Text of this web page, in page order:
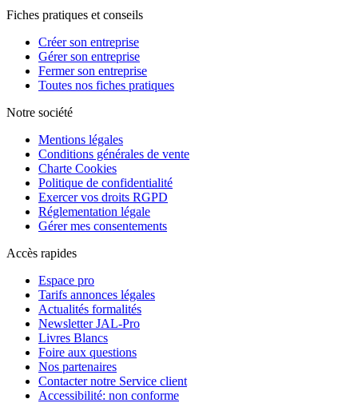
Fiches pratiques et conseils
Créer son entreprise
Gérer son entreprise
Fermer son entreprise
Toutes nos fiches pratiques
Notre société
Mentions légales
Conditions générales de vente
Charte Cookies
Politique de confidentialité
Exercer vos droits RGPD
Réglementation légale
Gérer mes consentements
Accès rapides
Espace pro
Tarifs annonces légales
Actualités formalités
Newsletter JAL-Pro
Livres Blancs
Foire aux questions
Nos partenaires
Contacter notre Service client
Accessibilité: non conforme